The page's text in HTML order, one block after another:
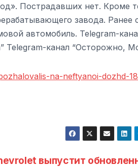
Пострадавших нет. Кроме
завода. Ранее
автомобиль. Telegram-
Telegram-канал “Осторожно,
na-neftyanoi-dozhd-
выпустит